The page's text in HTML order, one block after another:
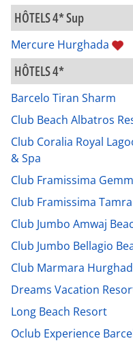
HÔTELS 4* Sup
Mercure Hurghada
HÔTELS 4*
Barcelo Tiran Sharm
Club Beach Albatros
Club Coralia Royal
& Spa
Club Framissima
Club Framissima
Club Jumbo Amwaj
Club Jumbo Bellagio
Club Marmara
Dreams Vacation
Long Beach Resort
Oclub Experience